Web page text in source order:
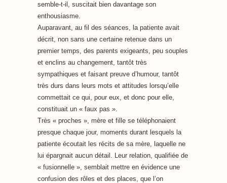
semble-t-il, suscitait bien davantage son
enthousiasme.
Auparavant, au fil des séances, la patiente avait
décrit, non sans une certaine retenue dans un
premier temps, des parents exigeants, peu souples
et enclins au changement, tantôt très
sympathiques et faisant preuve d’humour, tantôt
très durs dans leurs mots et attitudes lorsqu’elle
commettait ce qui, pour eux, et donc pour elle,
constituait un « faux pas ».
Très « proches », mère et fille se téléphonaient
presque chaque jour, moments durant lesquels la
patiente écoutait les récits de sa mère, laquelle ne
lui épargnait aucun détail. Leur relation, qualifiée de
« fusionnelle », semblait mettre en évidence une
confusion des rôles et des places, que l’on